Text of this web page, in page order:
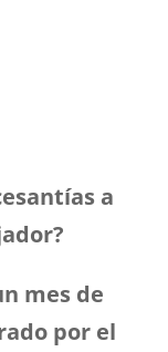
a
mes de
por el